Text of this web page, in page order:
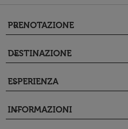
PRENOTAZIONE
keyboard_arrow_down
DESTINAZIONE
keyboard_arrow_down
ESPERIENZA
keyboard_arrow_down
INFORMAZIONI
keyboard_arrow_down